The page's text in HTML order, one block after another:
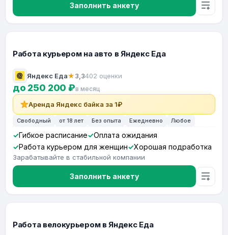
Заполнить анкету
Работа курьером на авто в Яндекс Еда
Яндекс Еда★3,3402 оценки
до 250 200 ₽в месяц
Аренда Яндекс байка за 1₽
Свободный от 18 лет Без опыта Ежедневно Любое
Гибкое расписание
Оплата ожидания
Работа курьером для женщин
Хорошая подработка
Зарабатывайте в стабильной компании
Заполнить анкету
Работа велокурьером в Яндекс Еда